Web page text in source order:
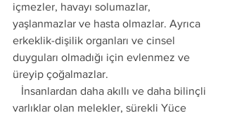
içmezler, havayı solumazlar,
yaşlanmazlar ve hasta olmazlar. Ayrıca
erkeklik-dişilik organları ve cinsel
duyguları olmadığı için evlenmez ve
üreyip çoğalmazlar.
varlıklar olan melekler, sürekli Yüce